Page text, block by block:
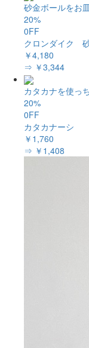
砂金ボールをお
20%
0FF
クロンダイク
￥4,180
⇒ ￥3,344
カタカナを使っ
20%
0FF
カタカナーシ
￥1,760
⇒ ￥1,408